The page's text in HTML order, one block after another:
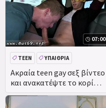
07:00
Ακραία teen gay σεξ βίντεο
και ανακατέψτε το κορίτσι
δωρεάν για όλους γκέι
πορνό κορίτσι, πώς
TEEN
ΥΠΑΊΘΡΙΑ
ΔΗΜΌΣΙΑ
ΠΡΑΓΜΑΤΙΚΌΤΗΤΑ